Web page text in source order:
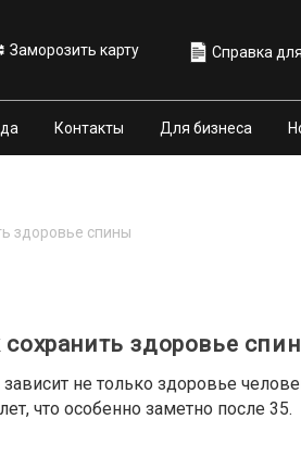
Заморозить карту Справка
Контакты Для бизнеса
здоровье спины
сохранить здоровье
зависит не только здоровье
что особенно заметно после 35.